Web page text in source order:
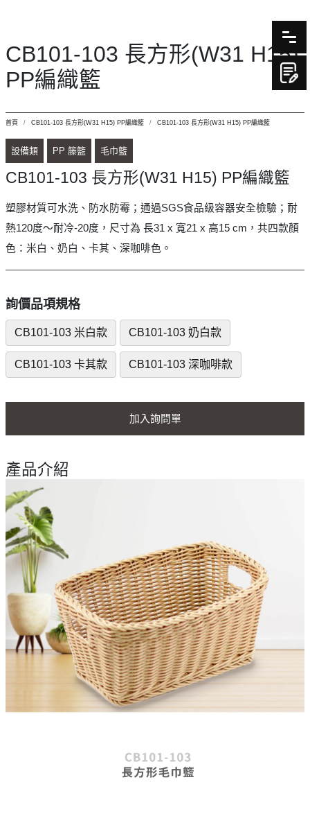
CB101-103 長方形(W31 H15)
PP編織籃
首頁 CB101-103 長方形(W31 H15) PP編織籃 CB101-103 長方形(W31 H15) PP編織籃
設備類 PP 籐籃 毛巾籃
CB101-103 長方形(W31 H15) PP編織籃
塑膠材質可水洗、防水防霉；通過SGS食品級容器安全檢驗；耐
熱120度～耐冷-20度，尺寸為 長31 x 寬21 x 高15 cm，共四款顏
色：米白、奶白、卡其、深咖啡色。
詢價品項規格
CB101-103 米白款 CB101-103 奶白款
CB101-103 卡其款 CB101-103 深咖啡款
加入詢問單
產品介紹